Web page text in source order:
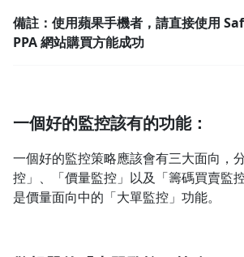
備註：使用蘋果手機者，請直接使用
PPA 網站購買方能成功
一個好的監控該有的功能：
一個好的監控策略應該會有三大面向，
控」、「價量監控」以及「籌碼買賣監
是價量面向中的「大單監控」功能。